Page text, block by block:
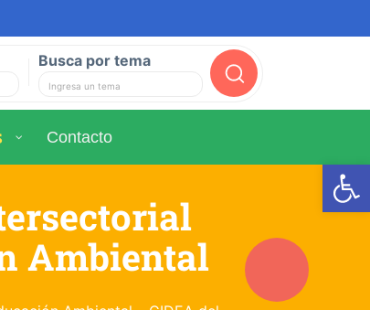
Busca por tema
Buscar
Contacto
Ambiental